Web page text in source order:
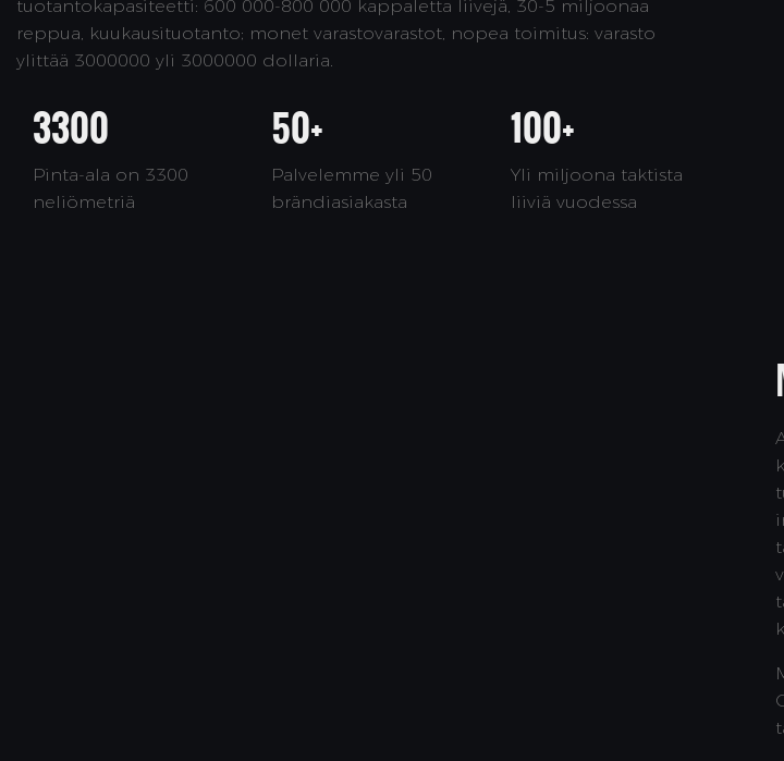
tuotantokapasiteetti: 600 000-800 000 kappaletta liivejä, 30-5 miljoonaa
reppua, kuukausituotanto; monet varastovarastot, nopea toimitus: varasto
ylittää 3000000 yli 3000000 dollaria.
3300
Pinta-ala on 3300
neliömetriä
50+
Palvelemme yli 50
brändiasiakasta
100+
Yli miljoona taktista
liiviä vuodessa